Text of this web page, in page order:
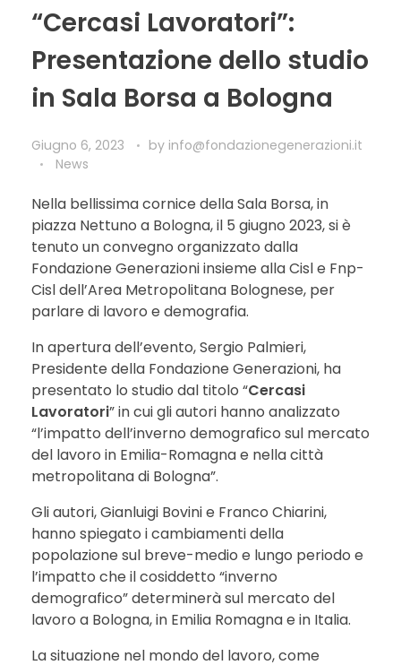
“Cercasi Lavoratori”:
Presentazione dello studio
in Sala Borsa a Bologna
Giugno 6, 2023 by info@fondazionegenerazioni.it
News
Nella bellissima cornice della Sala Borsa, in
piazza Nettuno a Bologna, il 5 giugno 2023, si è
tenuto un convegno organizzato dalla
Fondazione Generazioni insieme alla Cisl e Fnp-
Cisl dell’Area Metropolitana Bolognese, per
parlare di lavoro e demografia.
In apertura dell’evento, Sergio Palmieri,
Presidente della Fondazione Generazioni, ha
presentato lo studio dal titolo “Cercasi
Lavoratori” in cui gli autori hanno analizzato
“l’impatto dell’inverno demografico sul mercato
del lavoro in Emilia-Romagna e nella città
metropolitana di Bologna”.
Gli autori, Gianluigi Bovini e Franco Chiarini,
hanno spiegato i cambiamenti della
popolazione sul breve-medio e lungo periodo e
l’impatto che il cosiddetto “inverno
demografico” determinerà sul mercato del
lavoro a Bologna, in Emilia Romagna e in Italia.
La situazione nel mondo del lavoro, come